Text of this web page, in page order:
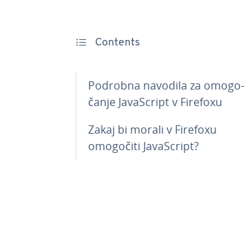
Contents
Podrobna navodila za omo­go­
ča­nje Ja­va­Script v Firefoxu
Zakaj bi morali v Firefoxu
omogočiti Ja­va­Script?